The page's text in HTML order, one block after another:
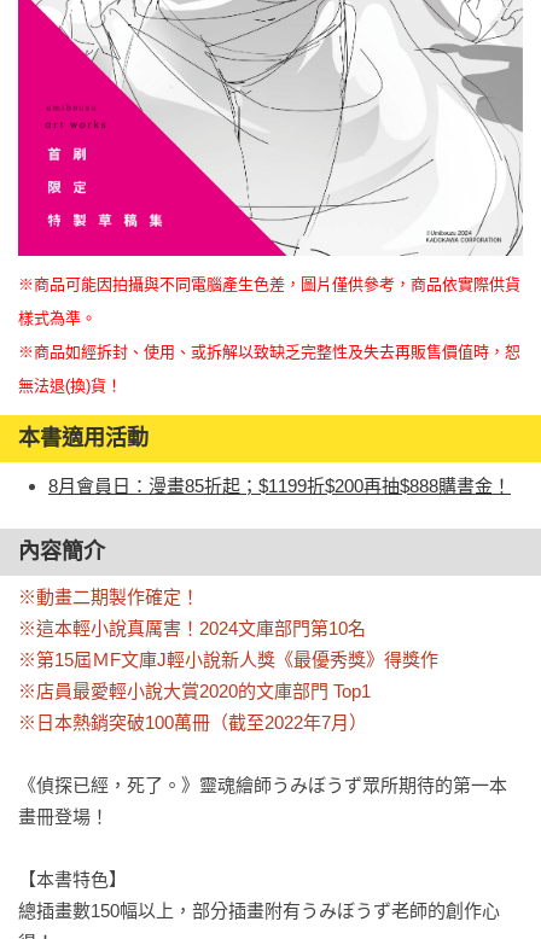
※商品可能因拍攝與不同電腦產生色差，圖片僅供參考，商品依實際供貨
樣式為準。
※商品如經拆封、使用、或拆解以致缺乏完整性及失去再販售價值時，恕
無法退(換)貨！
本書適用活動
8月會員日：漫畫85折起；$1199折$200再抽$888購書金！
內容簡介
※動畫二期製作確定！
※這本輕小說真厲害！2024文庫部門第10名
※第15屆ＭF文庫J輕小說新人獎《最優秀獎》得獎作
※店員最愛輕小說大賞2020的文庫部門 Top1
※日本熱銷突破100萬冊（截至2022年7月）
《偵探已經，死了。》靈魂繪師うみぼうず眾所期待的第一本
畫冊登場！
【本書特色】
總插畫數150幅以上，部分插畫附有うみぼうず老師的創作心